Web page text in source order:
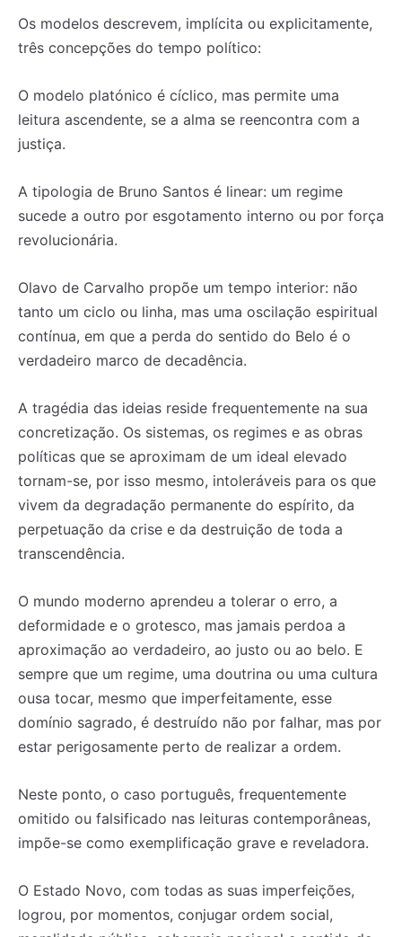
Os modelos descrevem, implícita ou explicitamente,
três concepções do tempo político:
O modelo platónico é cíclico, mas permite uma
leitura ascendente, se a alma se reencontra com a
justiça.
A tipologia de Bruno Santos é linear: um regime
sucede a outro por esgotamento interno ou por força
revolucionária.
Olavo de Carvalho propõe um tempo interior: não
tanto um ciclo ou linha, mas uma oscilação espiritual
contínua, em que a perda do sentido do Belo é o
verdadeiro marco de decadência.
A tragédia das ideias reside frequentemente na sua
concretização. Os sistemas, os regimes e as obras
políticas que se aproximam de um ideal elevado
tornam-se, por isso mesmo, intoleráveis para os que
vivem da degradação permanente do espírito, da
perpetuação da crise e da destruição de toda a
transcendência.
O mundo moderno aprendeu a tolerar o erro, a
deformidade e o grotesco, mas jamais perdoa a
aproximação ao verdadeiro, ao justo ou ao belo. E
sempre que um regime, uma doutrina ou uma cultura
ousa tocar, mesmo que imperfeitamente, esse
domínio sagrado, é destruído não por falhar, mas por
estar perigosamente perto de realizar a ordem.
Neste ponto, o caso português, frequentemente
omitido ou falsificado nas leituras contemporâneas,
impõe-se como exemplificação grave e reveladora.
O Estado Novo, com todas as suas imperfeições,
logrou, por momentos, conjugar ordem social,